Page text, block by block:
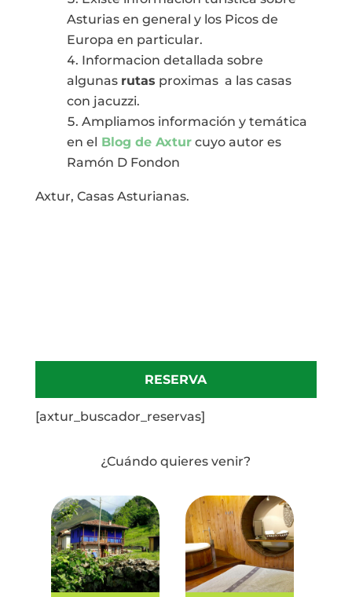
Asturias en general y los Picos de
Europa en particular.
Informacion detallada sobre
algunas rutas proximas a las casas
con jacuzzi.
Ampliamos información y temática
en el Blog de Axturcuyo autor es
Ramón D Fondon
Axtur, Casas Asturianas.
RESERVA
[axtur_buscador_reservas]
¿Cuándo quieres venir?